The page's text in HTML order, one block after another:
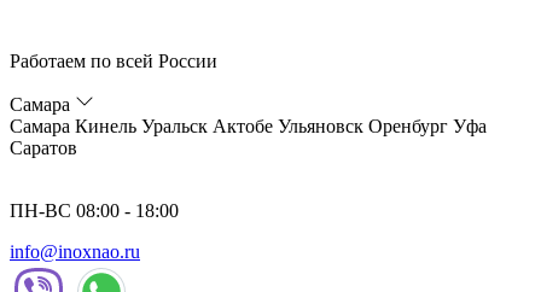
Работаем по всей России
Самара
Самара Кинель Уральск Актобе Ульяновск Оренбург Уфа
Саратов
ПН-ВС 08:00 - 18:00
info@inoxnao.ru